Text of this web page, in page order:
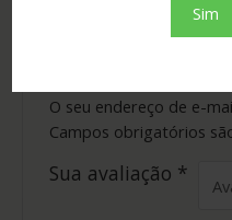
Sim
O seu endereço de e-
Campos obrigatórios
Sua avaliação *